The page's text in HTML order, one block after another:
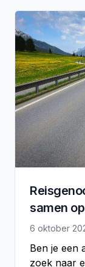
samen
6 oktober
Ben je een
zoek naar